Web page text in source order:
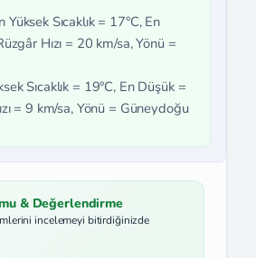
Yüksek Sıcaklık = 17°C, En
Hızı = 20 km/sa, Yönü =
Sıcaklık = 19°C, En Düşük =
= 9 km/sa, Yönü = Güneydoğu
& Değerlendirme
incelemeyi bitirdiğinizde